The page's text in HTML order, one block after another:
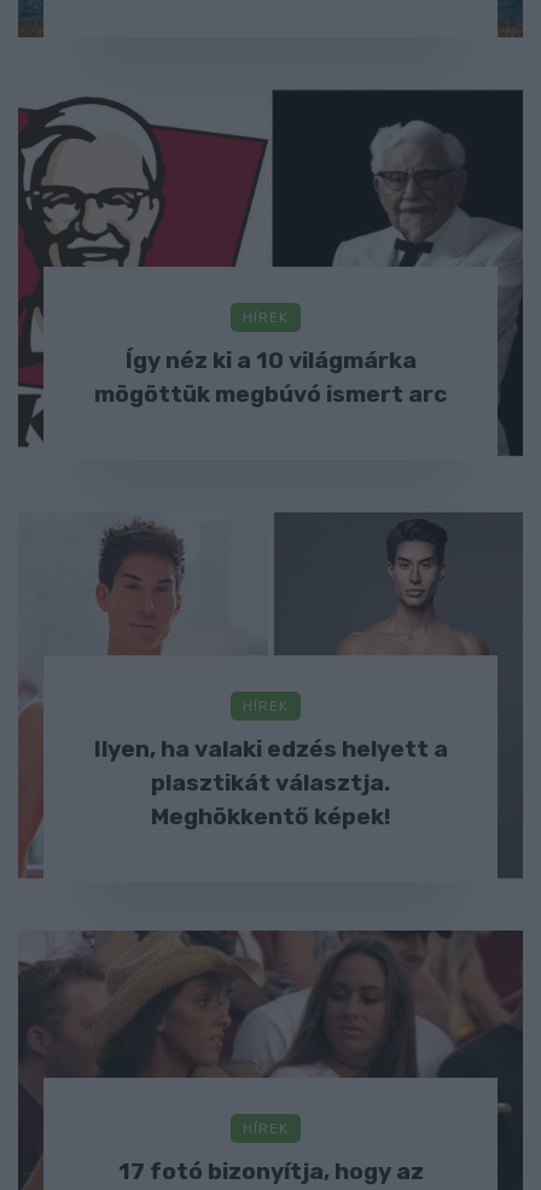
HÍREK
Így néz ki a 10 világmárka
mögöttük megbúvó ismert arc
HÍREK
Ilyen, ha valaki edzés helyett a
plasztikát választja.
Meghökkentő képek!
HÍREK
17 fotó bizonyítja, hogy az